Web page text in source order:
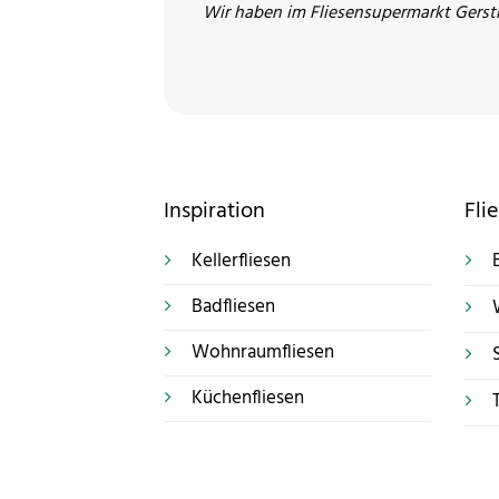
Wir haben im Fliesensupermarkt
Ich war heute ,den 28.5.2021 bei
Inspiration
Kellerfliesen
Badfliesen